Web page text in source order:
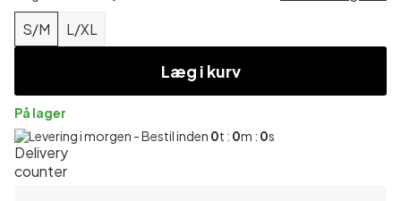
S/M L/XL
Læg i kurv
På lager
Levering i morgen - Bestil inden 0t : 0m : 0s